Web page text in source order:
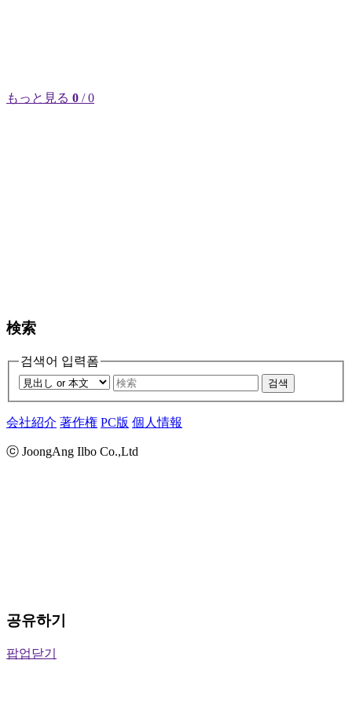
もっと見る 0 / 0
検索
검색어 입력폼
검색
会社紹介 著作権 PC版 個人情報
ⓒ JoongAng Ilbo Co.,Ltd
공유하기
팝업닫기